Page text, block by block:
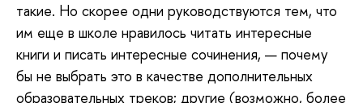
такие. Но скорее одни руководствуются тем, что
им еще в школе нравилось читать интересные
книги и писать интересные сочинения, — почему
бы не выбрать это в качестве дополнительных
образовательных треков; другие (возможно, более